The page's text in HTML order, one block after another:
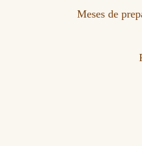
Meses de